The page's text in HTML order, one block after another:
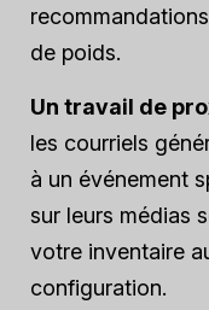
de poids.
Un travail de
les courriels
à un événement
sur leurs médias
votre inventaire
configuration.